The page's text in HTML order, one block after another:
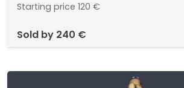
Starting price 120 €
sold by 240 €